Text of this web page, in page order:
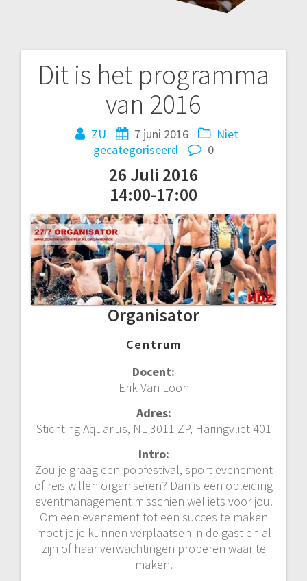
Dit is het programma
van 2016
ZU 7 juni 2016
Niet
gecategoriseerd
0
26 Juli 2016
14:00-17:00
Organisator
Centrum
Docent:
Erik Van Loon
Adres:
Stichting Aquarius, NL 3011 ZP, Haringvliet 401
Intro:
Zou je graag een popfestival, sport evenement
of reis willen organiseren? Dan is een opleiding
eventmanagement misschien wel iets voor jou.
Om een evenement tot een succes te maken
moet je je kunnen verplaatsen in de gast en al
zijn of haar verwachtingen proberen waar te
maken.
Bericht
navigatie